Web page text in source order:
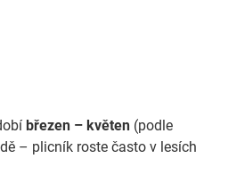
březen – květen (podle
– plicník roste často v lesích